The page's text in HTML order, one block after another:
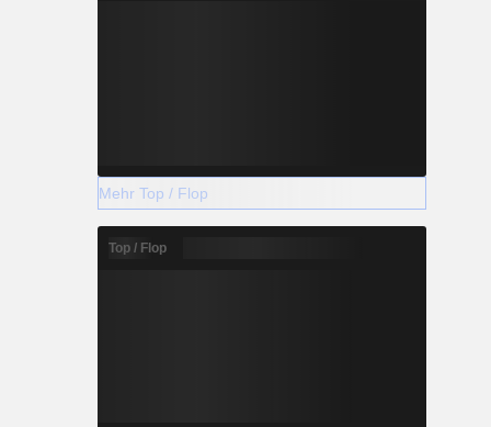
Mehr Top / Flop
Top / Flop